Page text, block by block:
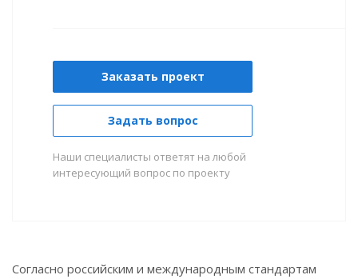
Заказать проект
Задать вопрос
Наши специалисты ответят на любой
интересующий вопрос по проекту
Согласно российским и международным стандартам